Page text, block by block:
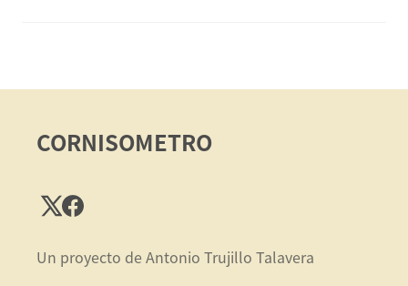
CORNISOMETRO
Un proyecto de Antonio Trujillo Talavera